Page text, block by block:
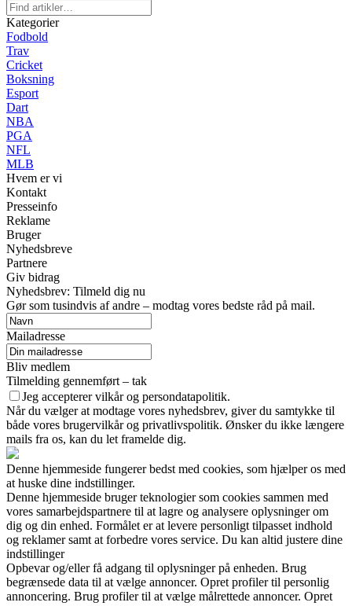
Kategorier
Fodbold
Trav
Cricket
Boksning
Esport
Dart
NBA
PGA
NFL
MLB
Hvem er vi
Kontakt
Presseinfo
Reklame
Bruger
Nyhedsbreve
Partnere
Giv bidrag
Nyhedsbrev: Tilmeld dig nu
Gør som tusindvis af andre – modtag vores bedste råd på mail.
Mailadresse
Bliv medlem
Tilmelding gennemført – tak
Jeg accepterer vilkår og persondatapolitik.
Når du vælger at modtage vores nyhedsbrev, giver du samtykke til
både vores brugervilkår og privatlivspolitik. Ønsker du ikke længere
mails fra os, kan du let framelde dig.
Denne hjemmeside fungerer bedst med cookies, som hjælper os med
at huske dine indstillinger.
Denne hjemmeside bruger teknologier som cookies sammen med
vores samarbejdspartnere til at lagre og analysere oplysninger om
dig og din enhed. Formålet er at levere personligt tilpasset indhold
og reklamer samt at forbedre vores service. Du kan altid justere dine
indstillinger
Opbevar og/eller få adgang til oplysninger på enheden. Brug
begrænsede data til at vælge annoncer. Opret profiler til personlig
annoncering. Brug profiler til at vælge målrettede annoncer. Opret